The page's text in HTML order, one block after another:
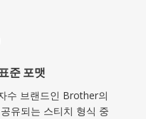
준 포맷
수 브랜드인 Brother의
유되는 스티치 형식 중